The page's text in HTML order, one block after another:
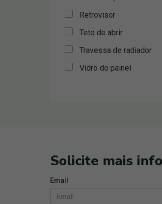
Retrovisor
Teto de abrir
Travessa de radiador
Vidro do painel
Solicite mais
Email